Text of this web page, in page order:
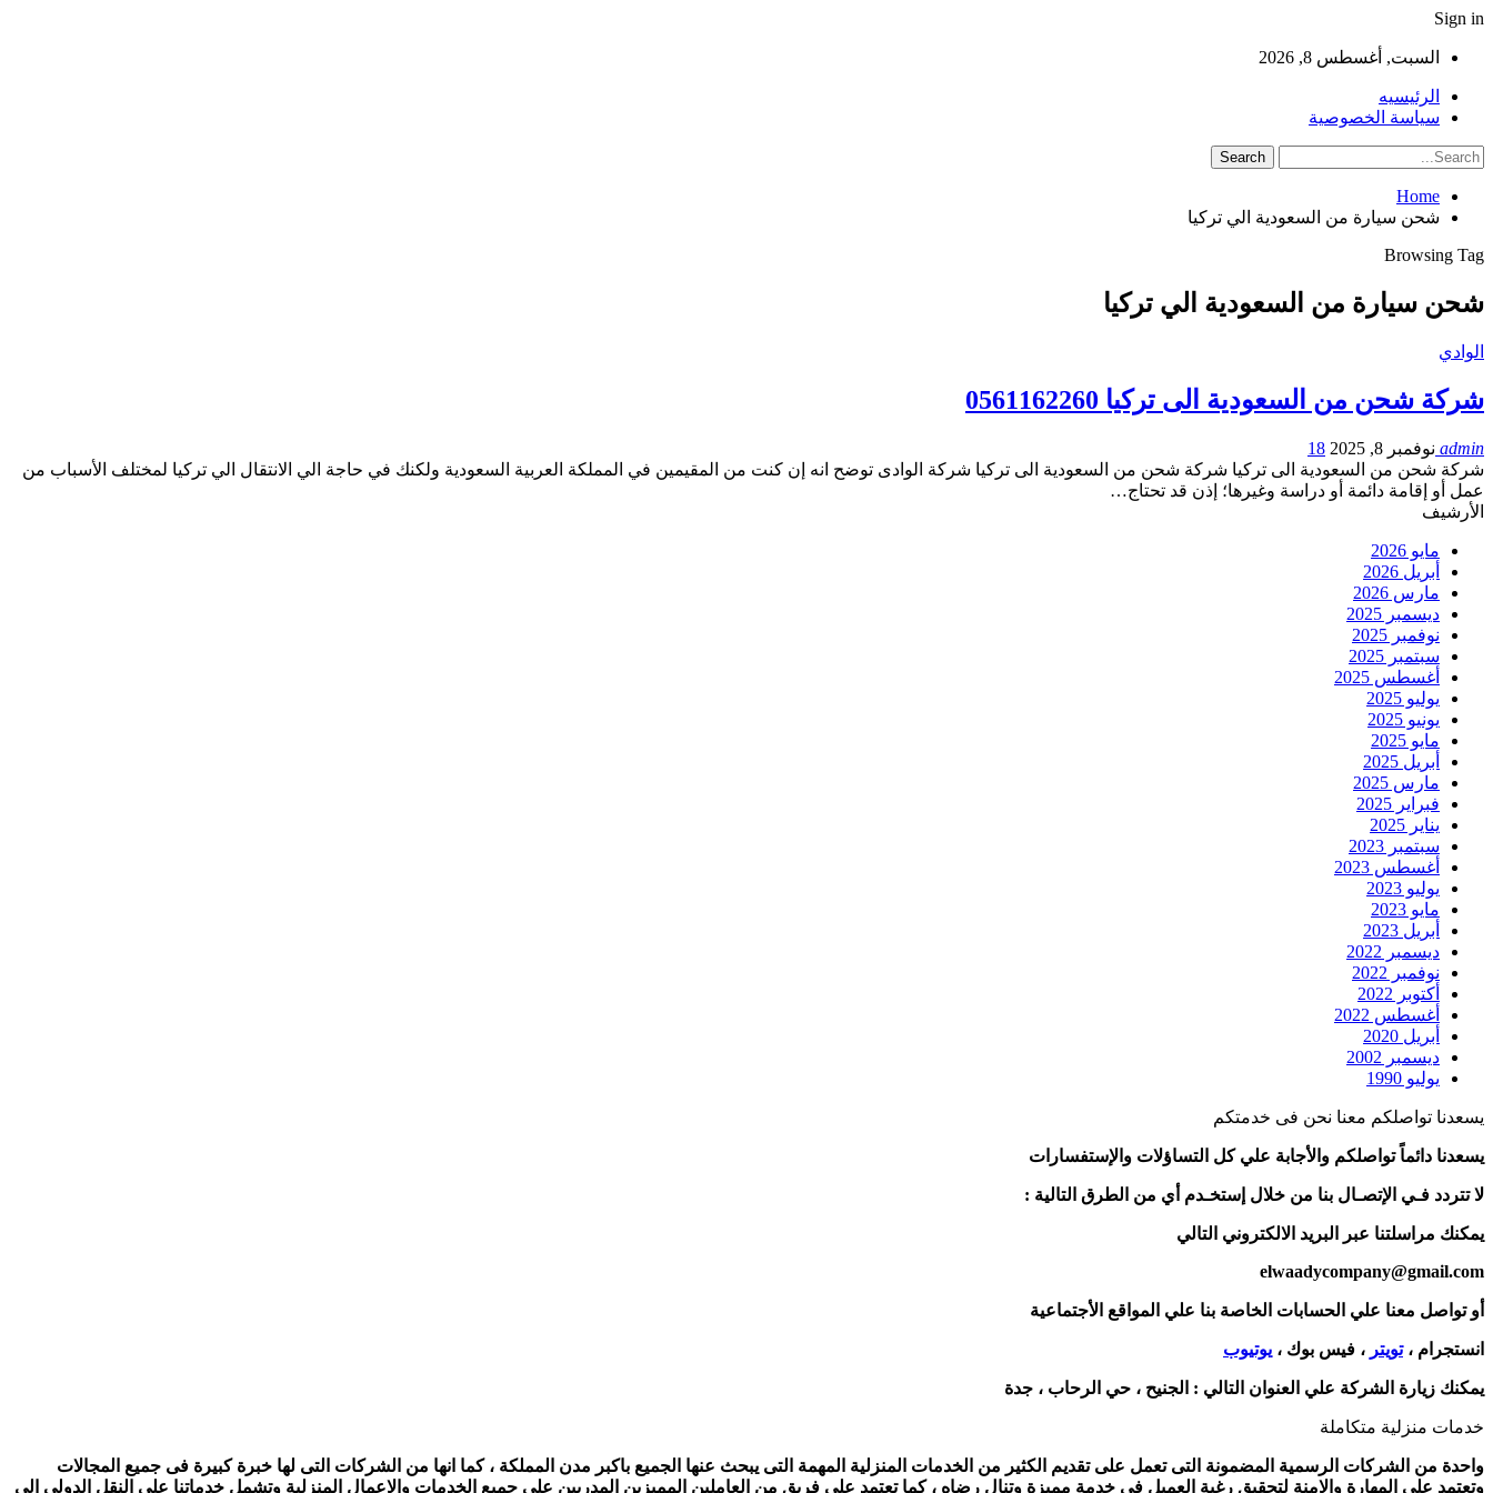
Sign in
السبت, أغسطس 8, 2026
الرئيسيه
سياسة الخصوصية
Home
شحن سيارة من السعودية الي تركيا
Browsing Tag
شحن سيارة من السعودية الي تركيا
الوادي
شركة شحن من السعودية الى تركيا 0561162260
admin نوفمبر 8, 2025
18
شركة شحن من السعودية الى تركيا شركة شحن من السعودية الى تركيا شركة الوادى توضح انه إن كنت من المقيمين في المملكة العربية السعودية ولكنك في حاجة الي الانتقال الي تركيا لمختلف الأسباب من
عمل أو إقامة دائمة أو دراسة وغيرها؛ إذن قد تحتاج…
الأرشيف
مايو 2026
أبريل 2026
مارس 2026
ديسمبر 2025
نوفمبر 2025
سبتمبر 2025
أغسطس 2025
يوليو 2025
يونيو 2025
مايو 2025
أبريل 2025
مارس 2025
فبراير 2025
يناير 2025
سبتمبر 2023
أغسطس 2023
يوليو 2023
مايو 2023
أبريل 2023
ديسمبر 2022
نوفمبر 2022
أكتوبر 2022
أغسطس 2022
أبريل 2020
ديسمبر 2002
يوليو 1990
يسعدنا تواصلكم معنا نحن فى خدمتكم
يسعدنا دائماً تواصلكم والأجابة علي كل التساؤلات والإستفسارات
لا تتردد فـي الإتصـال بنا من خلال إستخـدم أي من الطرق التالية :
يمكنك مراسلتنا عبر البريد الالكتروني التالي
elwaadycompany@gmail.com
أو تواصل معنا علي الحسابات الخاصة بنا علي المواقع الأجتماعية
انستجرام ،تويتر ، فيس بوك ، يوتيوب
يمكنك زيارة الشركة علي العنوان التالي : الجنيح ، حي الرحاب ، جدة
خدمات منزلية متكاملة
واحدة من الشركات الرسمية المضمونة التى تعمل على تقديم الكثير من الخدمات المنزلية المهمة التى يبحث عنها الجميع باكبر مدن المملكة ، كما انها من الشركات التى لها خبرة كبيرة فى جميع المجالات
وتعتمد على المهارة والامنة لتحقيق رغبة العميل فى خدمة مميزة وتنال رضاه ، كما تعتمد على فريق من العاملين المميزين المدربين على جميع الخدمات والاعمال المنزلية وتشمل خدماتنا على النقل الدولى الى